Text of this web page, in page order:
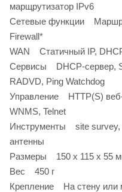
марщрутизатор IPv6
Сетевые функции
Firewall*
WAN Статичный IP,
Сервисы DHCP-сервер,
RADVD, Ping Watchdog
Управление HTTP(S)
WNMS, Telnet
Инструменты site survey,
антенны
Размеры 150 х 115 х 55
Вес 450 г
Крепление На стену или